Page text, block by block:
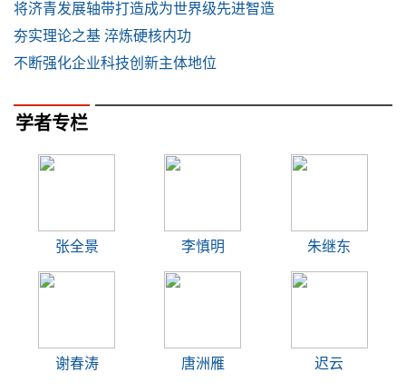
将济青发展轴带打造成为世界级先进智造
夯实理论之基 淬炼硬核内功
不断强化企业科技创新主体地位
学者专栏
张全景 李慎明 朱继东
谢春涛 唐洲雁 迟云